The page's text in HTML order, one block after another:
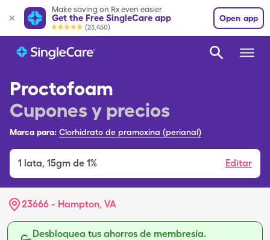
Make saving on Rx even easier
Get the Free SingleCare app
(23,450)
Open app
Proctofoam
Cupones y precios
Marca para: Clorhidrato de pramoxina (perianal)
1 lata, 15gm de 1% Editar
23666 - Hampton, VA
Desbloquea tus ahorros de membresía.